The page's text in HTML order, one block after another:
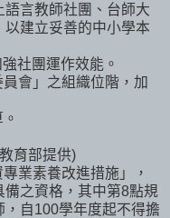
言教師社團、台師大
建立妥善的中小學本
社團運作效能。
會」之組織位階，加
育部提供)
業素養改進措施」，
之資格，其中第8點規
自100學年度起不得擔